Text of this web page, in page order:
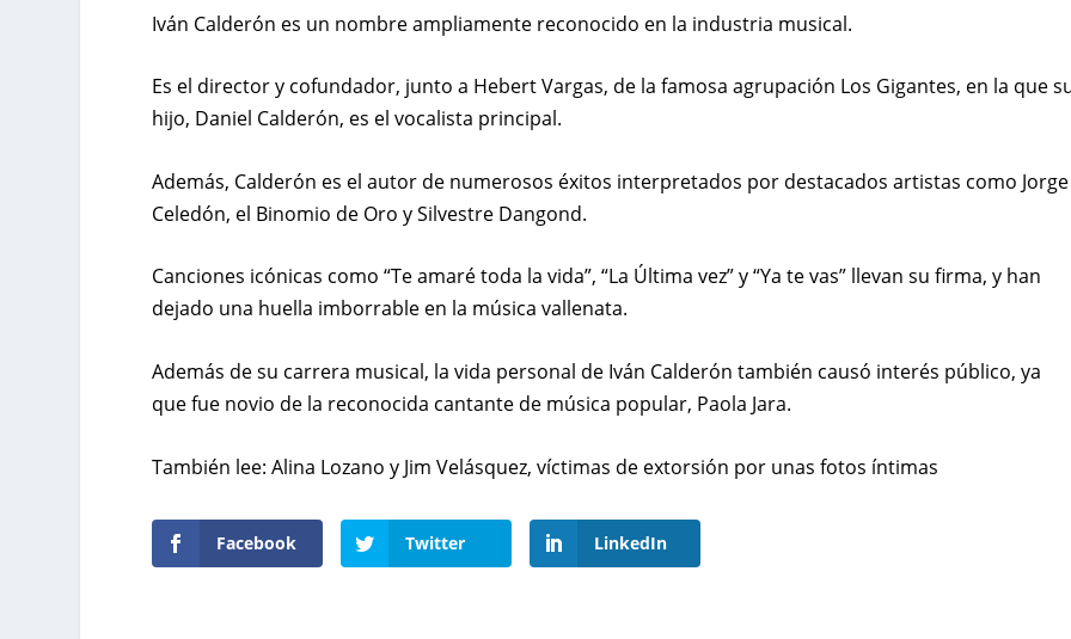
Iván Calderón es un nombre ampliamente reconocido en la industria musical.
Es el director y cofundador, junto a Hebert Vargas, de la famosa agrupación Los Gigantes, en la que
hijo, Daniel Calderón, es el vocalista principal.
Además, Calderón es el autor de numerosos éxitos interpretados por destacados artistas como Jorge
Celedón, el Binomio de Oro y Silvestre Dangond.
Canciones icónicas como “Te amaré toda la vida”, “La Última vez” y “Ya te vas” llevan su firma, y han
dejado una huella imborrable en la música vallenata.
Además de su carrera musical, la vida personal de Iván Calderón también causó interés público, ya
que fue novio de la reconocida cantante de música popular, Paola Jara.
También lee:Alina Lozano y Jim Velásquez, víctimas de extorsión por unas fotos íntimas
Facebook Twitter LinkedIn